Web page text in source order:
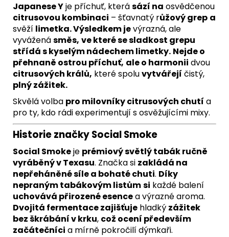
Japanese Yje příchuť, kterásází na osvědčenou
citrusovou kombinaci – šťavnatý růžový grep a
svěží limetka. Výsledkem jevýrazná, ale
vyváženásměs, ve které se sladkost grepu
střídá s kyselým nádechem limetky. Nejde o
přehnaně ostrou příchuť, ale o harmonii dvou
citrusových králů, které spoluvytvářejí čistý,
plný zážitek.
Skvělá volba pro milovníky citrusových chutí a
pro ty, kdo rádi experimentují s osvěžujícími mixy.
Historie značky Social Smoke
Social Smokeje prémiový světlý tabák ručně
vyráběný v Texasu. Značka si zakládá na
nepřeháněné síle a bohaté chuti. Díky
nepraným tabákovým listůmsi každé balení
uchovává přirozené esencea výrazné aroma.
Dvojitá fermentace zajišťuje hladký zážitek
bez škrábání v krku, což ocení především
začátečníci a mírně pokročilí dýmkaři.